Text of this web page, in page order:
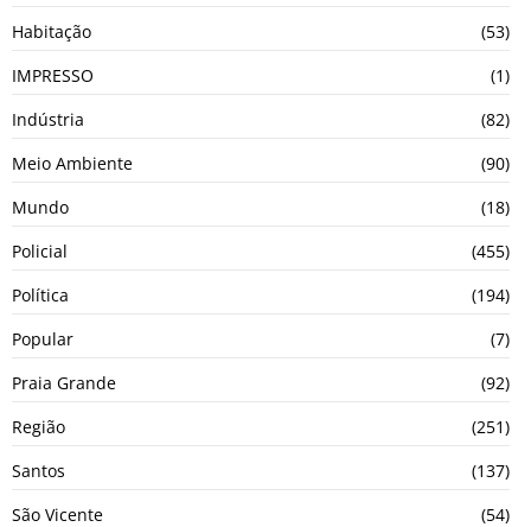
Habitação
(53)
IMPRESSO
(1)
Indústria
(82)
Meio Ambiente
(90)
Mundo
(18)
Policial
(455)
Política
(194)
Popular
(7)
Praia Grande
(92)
Região
(251)
Santos
(137)
São Vicente
(54)